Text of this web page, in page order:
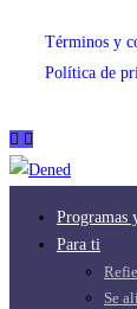
Términos y
Política de
Programas
Para ti
Se